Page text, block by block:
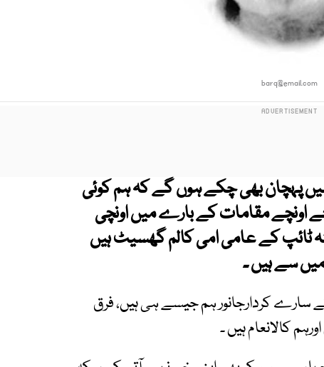
barq@email.com
پہچان بھی چکے ہوں گے کہ ہم کوئی
اونچے مقامات کے بارے میں اونچی
ٹائپ کے عامی امی کالم گھسیٹ ہیں
سے ہیں ۔
کردارجانور ہم جیسے ہی ہیں، فرق
کالانعام ہیں ۔